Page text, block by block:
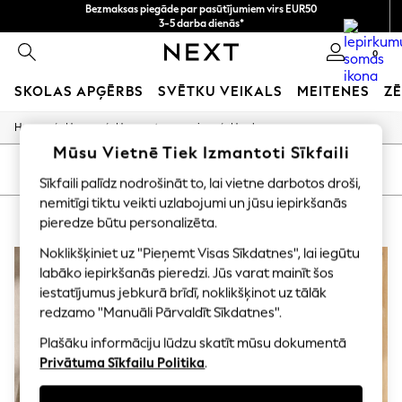
Bezmaksas piegāde par pasūtījumiem virs EUR50
3-5 darba dienās*
Tagad jūs varat
iepirkties latviešu valodā!
0
SKOLAS APĢĒRBS SVĒTKU VEIKALS MEITENES
All Boys Schoolwear
Trousers
Shorts
Shirts
Polo Shirts
Sweatshirts & Jumpers
Coats & Jackets
Underwear
Socks
Multipacks
All Boys Sport & Swimwear
Trainers & Pumps
Swimwear
Tops
Home / Home / Home-Accessories / Hooks
HOME HOOKS
Mūsu Vietnē Tiek Izmantoti Sīkfaili
Sīkfaili palīdz nodrošināt to, lai vietne darbotos droši,
nemitīgi tiktu veikti uzlabojumi un jūsu iepirkšanās
pieredze būtu personalizēta.
Noklikšķiniet uz "Pieņemt Visas Sīkdatnes", lai iegūtu
labāko iepirkšanās pieredzi. Jūs varat mainīt šos
iestatījumus jebkurā brīdī, noklikšķinot uz tālāk
redzamo "Manuāli Pārvaldīt Sīkdatnes".
Plašāku informāciju lūdzu skatīt mūsu dokumentā
Privātuma Sīkfailu Politika.